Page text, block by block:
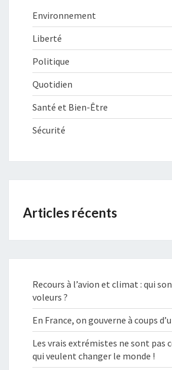
Environnement
Liberté
Politique
Quotidien
Santé et Bien-Être
Sécurité
Articles récents
Recours à l’avion et climat : qui
voleurs ?
En France, on gouverne à coups
Les vrais extrémistes ne sont pas
qui veulent changer le monde !